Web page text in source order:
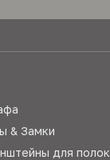
& Замки
для полок